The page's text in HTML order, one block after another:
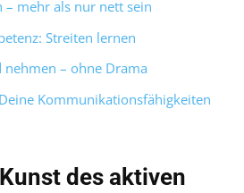
– mehr als nur nett sein
Streiten lernen
nehmen – ohne Drama
Kommunikationsfähigkeiten
des aktiven